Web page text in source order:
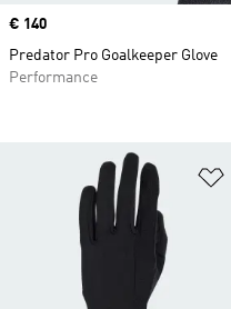
Price
€ 140
Predator Pro Goalkeeper Glove
Performance